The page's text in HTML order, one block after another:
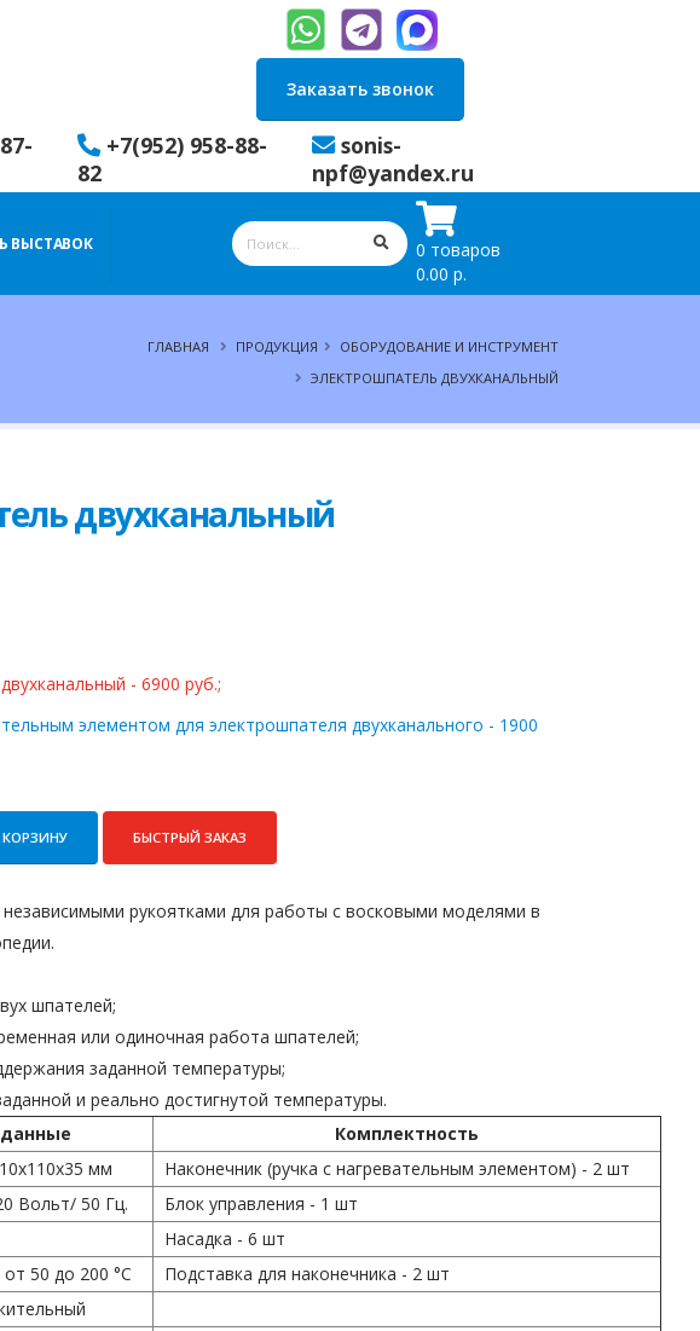
Заказать звонок
+7(952) 958-88-
82
sonis-
npf@yandex.ru
ВЫСТАВОК
0 товаров
0.00 р.
ГЛАВНАЯ ПРОДУКЦИЯ
ОБОРУДОВАНИЕ И ИНСТРУМЕНТ
ЭЛЕКТРОШПАТЕЛЬ ДВУХКАНАЛЬНЫЙ
двухканальный
- 6900 руб.;
элементом для электрошпателя двухканального - 1900
КОРЗИНУ БЫСТРЫЙ ЗАКАЗ
рукоятками для работы с восковыми моделями в
шпателей;
или одиночная работа шпателей;
заданной температуры;
и реально достигнутой температуры.
Комплектность
мм
Наконечник (ручка с нагревательным элементом) - 2 шт
Вольт/ 50 Гц.
Блок управления - 1 шт
Насадка - 6 шт
50 до 200 °С
Подставка для наконечника - 2 шт